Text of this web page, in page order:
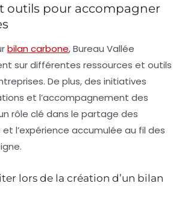
outils pour accompagner
bilan carbone, Bureau Vallée
sur différentes ressources et outils
De plus, des initiatives
et l’accompagnement des
rôle clé dans le partage des
l’expérience accumulée au fil des
lors de la création d’un bilan